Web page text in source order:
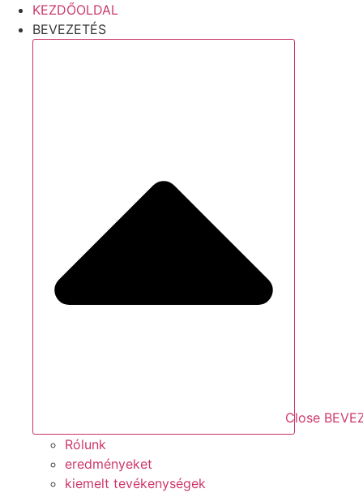
KEZDŐOLDAL
BEVEZETÉS
Close
Rólunk
eredményeket
kiemelt tevékenységek